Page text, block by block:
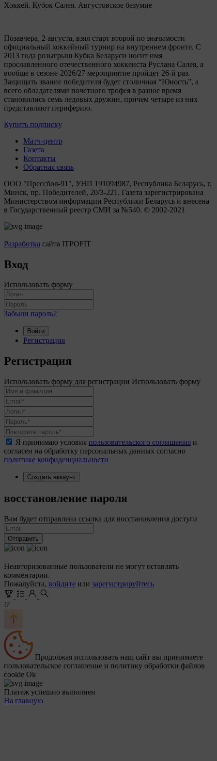
Хоккей. Кубок Салея. Августовское безумие
Позавчера, 2 августа, взял старт второй по значимости
официальный хоккейный турнир на внутреннем фронте. C
2013 года розыгрыш Кубка Беларуси носит имя
прославленного отечественного хоккеиста Руслана Салея, а
вообще в сезоне-2026/27 мероприятие пройдет 26-й раз.
Защищать звание победителя будет столичная “Юность”, а
всего обладателями почетного трофея в разное время
становились семь ледовых дружин, причем четыре из них
представляют периферию.
Купить подписку
Матч-центр
Газета
Контакты
Обратная связь
ООО "Прессбол-91", УНП 191094987, Республика Беларусь, г.
Минск, пр. Победителей, 20/3-221. Газета зарегистрирована
Министерством информации Республики Беларусь и внесена
в Государственный реестр СМИ за №540. © 2002-2021
Разработка сайта ITPOFIT
Вход
Использовать форму
Забыли пароль?
Войти
Регистрация
Регистрация
Использовать форму для регистрации Использовать форму
Я принимаю условия пользовательского соглашения и
согласен на обработку персональных данных согласно
политике конфиденциальности
Создать аккаунт
восстановление пароля
Вам будет отправлена ссылка для восстановления доступа
Отправить
Неавторизованные пользователи не могут оставлять
комментарии.
Пожалуйста, войдите или зарегистрируйтесь
!?
Продолжая использовать наш сайт вы принимаете
пользовательское соглашение и политику обработки файлов
cookie Ok
Платеж успешно выполнен
На главную